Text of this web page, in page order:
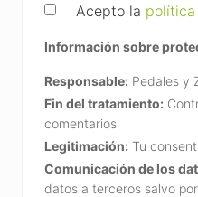
Acepto la
Información sobre
Responsable: Pedales y
Fin del tratamiento:
comentarios
Legitimación: Tu
Comunicación de los
datos a terceros salvo